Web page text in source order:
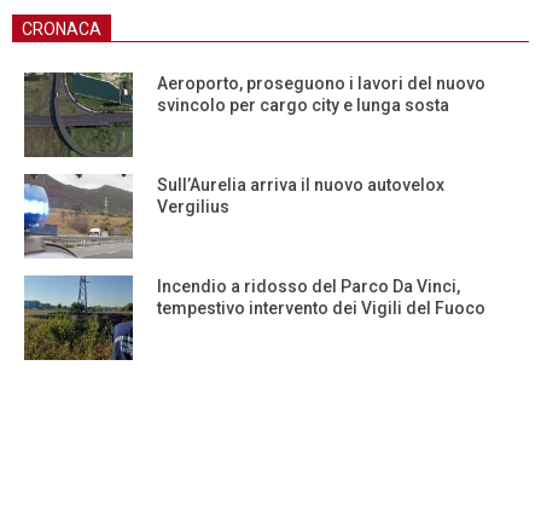
CRONACA
Aeroporto, proseguono i lavori del nuovo
svincolo per cargo city e lunga sosta
Sull’Aurelia arriva il nuovo autovelox
Vergilius
Incendio a ridosso del Parco Da Vinci,
tempestivo intervento dei Vigili del Fuoco